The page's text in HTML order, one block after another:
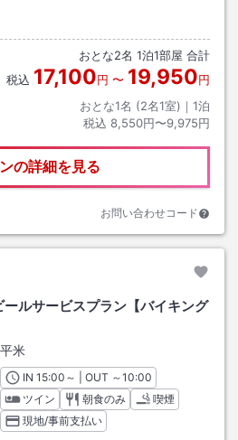
おとな2名 1泊1部屋 合計
税込 17,100円 〜 19,950円
おとな1名 (2名1室)｜ 1泊
税込 8,550円〜9,975円
の詳細を見る
お問い合わせコード
ルサービスプラン【バイキング
米
INチェックイン
15:00 ～ | OUT チェックアウト
～10:00
ツイン
朝食のみ
喫煙
現地/事前支払い